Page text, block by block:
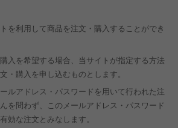
を利用して商品を注文・購入することができ
入を希望する場合、当サイトが指定する方法
・購入を申し込むものとします。
ルアドレス・パスワードを用いて行われた注
を問わず、このメールアドレス・パスワード
効な注文とみなします。